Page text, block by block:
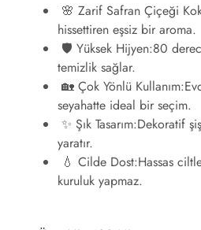
🌸 Zarif Safran Çiçeği
hissettiren eşsiz bir aroma.
🛡️ Yüksek Hijyen:80
temizlik sağlar.
🏡 Çok Yönlü Kullanım:
seyahatte ideal bir seçim.
✨ Şık Tasarım:Dekoratif
yaratır.
💧 Cilde Dost:Hassas
kuruluk yapmaz.